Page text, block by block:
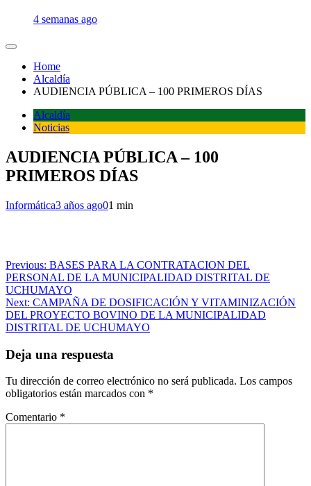
4 semanas ago
Home
Alcaldía
AUDIENCIA PÚBLICA – 100 PRIMEROS DÍAS
Alcaldía
Noticias
AUDIENCIA PÚBLICA – 100
PRIMEROS DÍAS
Informática3 años ago01 min
Navegación
de
entradas
Previous: BASES PARA LA CONTRATACION DEL
PERSONAL DE LA MUNICIPALIDAD DISTRITAL DE
UCHUMAYO
Next: CAMPAÑA DE DOSIFICACIÓN Y VITAMINIZACIÓN
DEL PROYECTO BOVINO DE LA MUNICIPALIDAD
DISTRITAL DE UCHUMAYO
Deja una respuesta
Tu dirección de correo electrónico no será publicada. Los campos
obligatorios están marcados con *
Comentario *